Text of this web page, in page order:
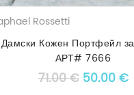
€.
е: 30.00 €.
Rossetti
Дамски Кожен Портфейл
АРТ# 7666
71.00€ Original
50.00€